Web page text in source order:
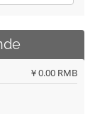
￥0.00 RMB